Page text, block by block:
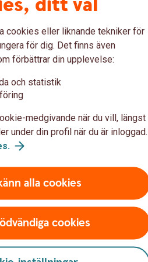
med
lägre risk jämfört med
förväg.
– kort löptid ger låg ränta.
cookies eller liknande tekniker för
för dig. Det finns även
förbättrar din upplevelse:
och statistik
medgivande när du vill, längst
under din profil när du är inloggad.
alla cookies
cookies